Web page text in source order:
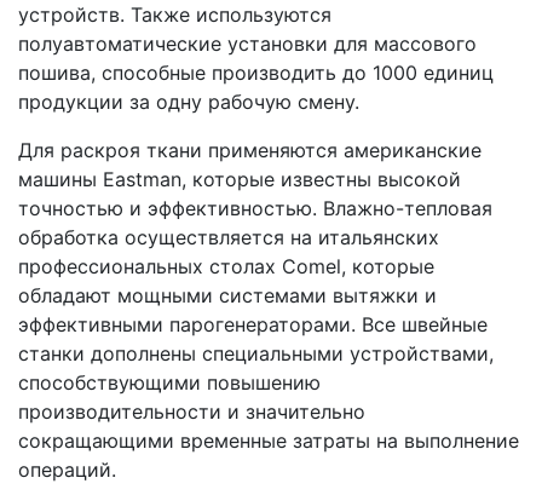
устройств. Также используются
полуавтоматические установки для массового
пошива, способные производить до 1000 единиц
продукции за одну рабочую смену.
Для раскроя ткани применяются американские
машины Eastman, которые известны высокой
точностью и эффективностью. Влажно-тепловая
обработка осуществляется на итальянских
профессиональных столах Comel, которые
обладают мощными системами вытяжки и
эффективными парогенераторами. Все швейные
станки дополнены специальными устройствами,
способствующими повышению
производительности и значительно
сокращающими временные затраты на выполнение
операций.